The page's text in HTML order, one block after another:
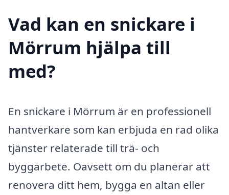
Vad kan en snickare i
Mörrum hjälpa till
med?
En snickare i Mörrum är en professionell
hantverkare som kan erbjuda en rad olika
tjänster relaterade till trä- och
byggarbete. Oavsett om du planerar att
renovera ditt hem, bygga en altan eller